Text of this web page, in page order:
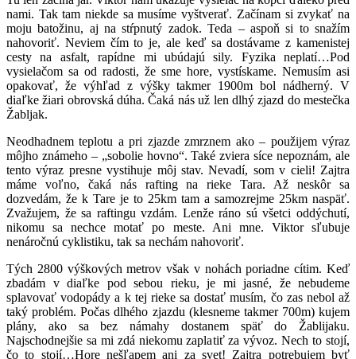
nami. Tak tam niekde sa musíme vyštverať. Začínam si zvykať na
moju batožinu, aj na stŕpnutý zadok. Teda – aspoň si to snažím
nahovoriť. Neviem čím to je, ale keď sa dostávame z kamenistej
cesty na asfalt, rapídne mi ubúdajú sily. Fyzika neplatí…Pod
vysielačom sa od radosti, že sme hore, vystískame. Nemusím asi
opakovať, že výhľad z výšky takmer 1900m bol nádherný. V
diaľke žiari obrovská dúha. Čaká nás už len dlhý zjazd do mestečka
Žabljak.
Neodhadnem teplotu a pri zjazde zmrznem ako – použijem výraz
môjho známeho – „sobolie hovno“. Také zviera síce nepoznám, ale
tento výraz presne vystihuje môj stav. Nevadí, som v cieli! Zajtra
máme voľno, čaká nás rafting na rieke Tara. Až neskôr sa
dozvedám, že k Tare je to 25km tam a samozrejme 25km naspäť.
Zvažujem, že sa raftingu vzdám. Lenže ráno sú všetci oddýchutí,
nikomu sa nechce motať po meste. Ani mne. Viktor sľubuje
nenáročnú cyklistiku, tak sa nechám nahovoriť.
Tých 2800 výškových metrov však v nohách poriadne cítim. Keď
zbadám v diaľke pod sebou rieku, je mi jasné, že nebudeme
splavovať vodopády a k tej rieke sa dostať musím, čo zas nebol až
taký problém. Počas dlhého zjazdu (klesneme takmer 700m) kujem
plány, ako sa bez námahy dostanem späť do Žablijaku.
Najschodnejšie sa mi zdá niekomu zaplatiť za vývoz. Nech to stojí,
čo to stojí…Hore nešľapem ani za svet! Zajtra potrebujem byť